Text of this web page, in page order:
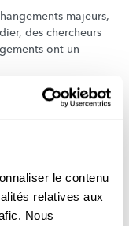
le contenu
relatives aux
Nous
majeurs,
des chercheurs
ont un